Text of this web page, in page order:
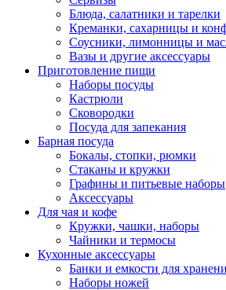
Блюда, салатники и тарелки
Креманки, сахарницы и
Соусники, лимонницы и
Вазы и другие аксессуары
Приготовление пищи
Наборы посуды
Кастрюли
Сковородки
Посуда для запекания
Барная посуда
Бокалы, стопки, рюмки
Стаканы и кружки
Графины и питьевые наборы
Аксессуары
Для чая и кофе
Кружки, чашки, наборы
Чайники и термосы
Кухонные аксессуары
Банки и емкости для
Наборы ножей